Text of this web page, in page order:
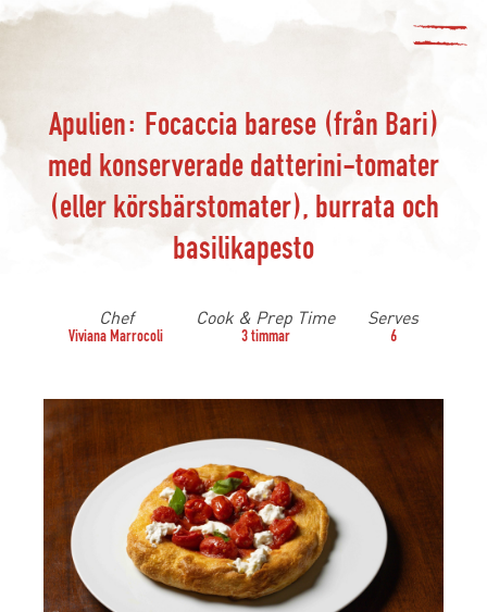
Apulien: Focaccia barese (från Bari)
med konserverade datterini-tomater
(eller körsbärstomater), burrata och
basilikapesto
Chef
Viviana Marrocoli
Cook & Prep Time
3 timmar
Serves
6